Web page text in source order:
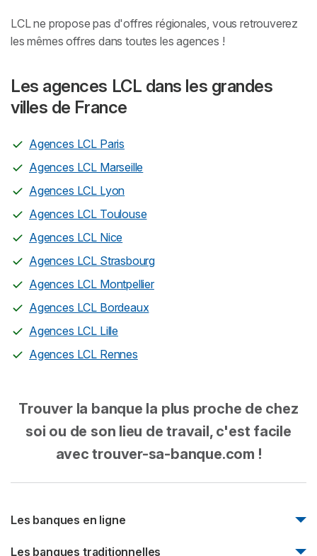
LCL ne propose pas d'offres régionales, vous retrouverez
les mêmes offres dans toutes les agences !
Les agences LCL dans les grandes
villes de France
Agences LCL Paris
Agences LCL Marseille
Agences LCL Lyon
Agences LCL Toulouse
Agences LCL Nice
Agences LCL Strasbourg
Agences LCL Montpellier
Agences LCL Bordeaux
Agences LCL Lille
Agences LCL Rennes
Trouver la banque la plus proche de chez
soi ou de son lieu de travail, c'est facile
avec trouver-sa-banque.com !
Les banques en ligne
Monabanq
Les banques traditionnelles